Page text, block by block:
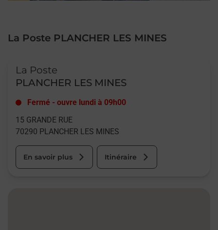
La Poste PLANCHER LES MINES
La Poste
PLANCHER LES MINES
Fermé - ouvre lundi à 09h00
15 GRANDE RUE
70290 PLANCHER LES MINES
En savoir plus Itinéraire